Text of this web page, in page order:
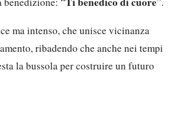
ma intenso, che unisce vicinanza
ribadendo che anche nei tempi
la bussola per costruire un futuro